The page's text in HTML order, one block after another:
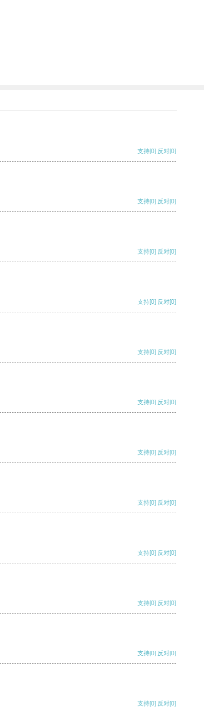
支持[0] 反对[0]
支持[0] 反对[0]
支持[0] 反对[0]
支持[0] 反对[0]
支持[0] 反对[0]
支持[0] 反对[0]
支持[0] 反对[0]
支持[0] 反对[0]
支持[0] 反对[0]
支持[0] 反对[0]
支持[0] 反对[0]
支持[0] 反对[0]